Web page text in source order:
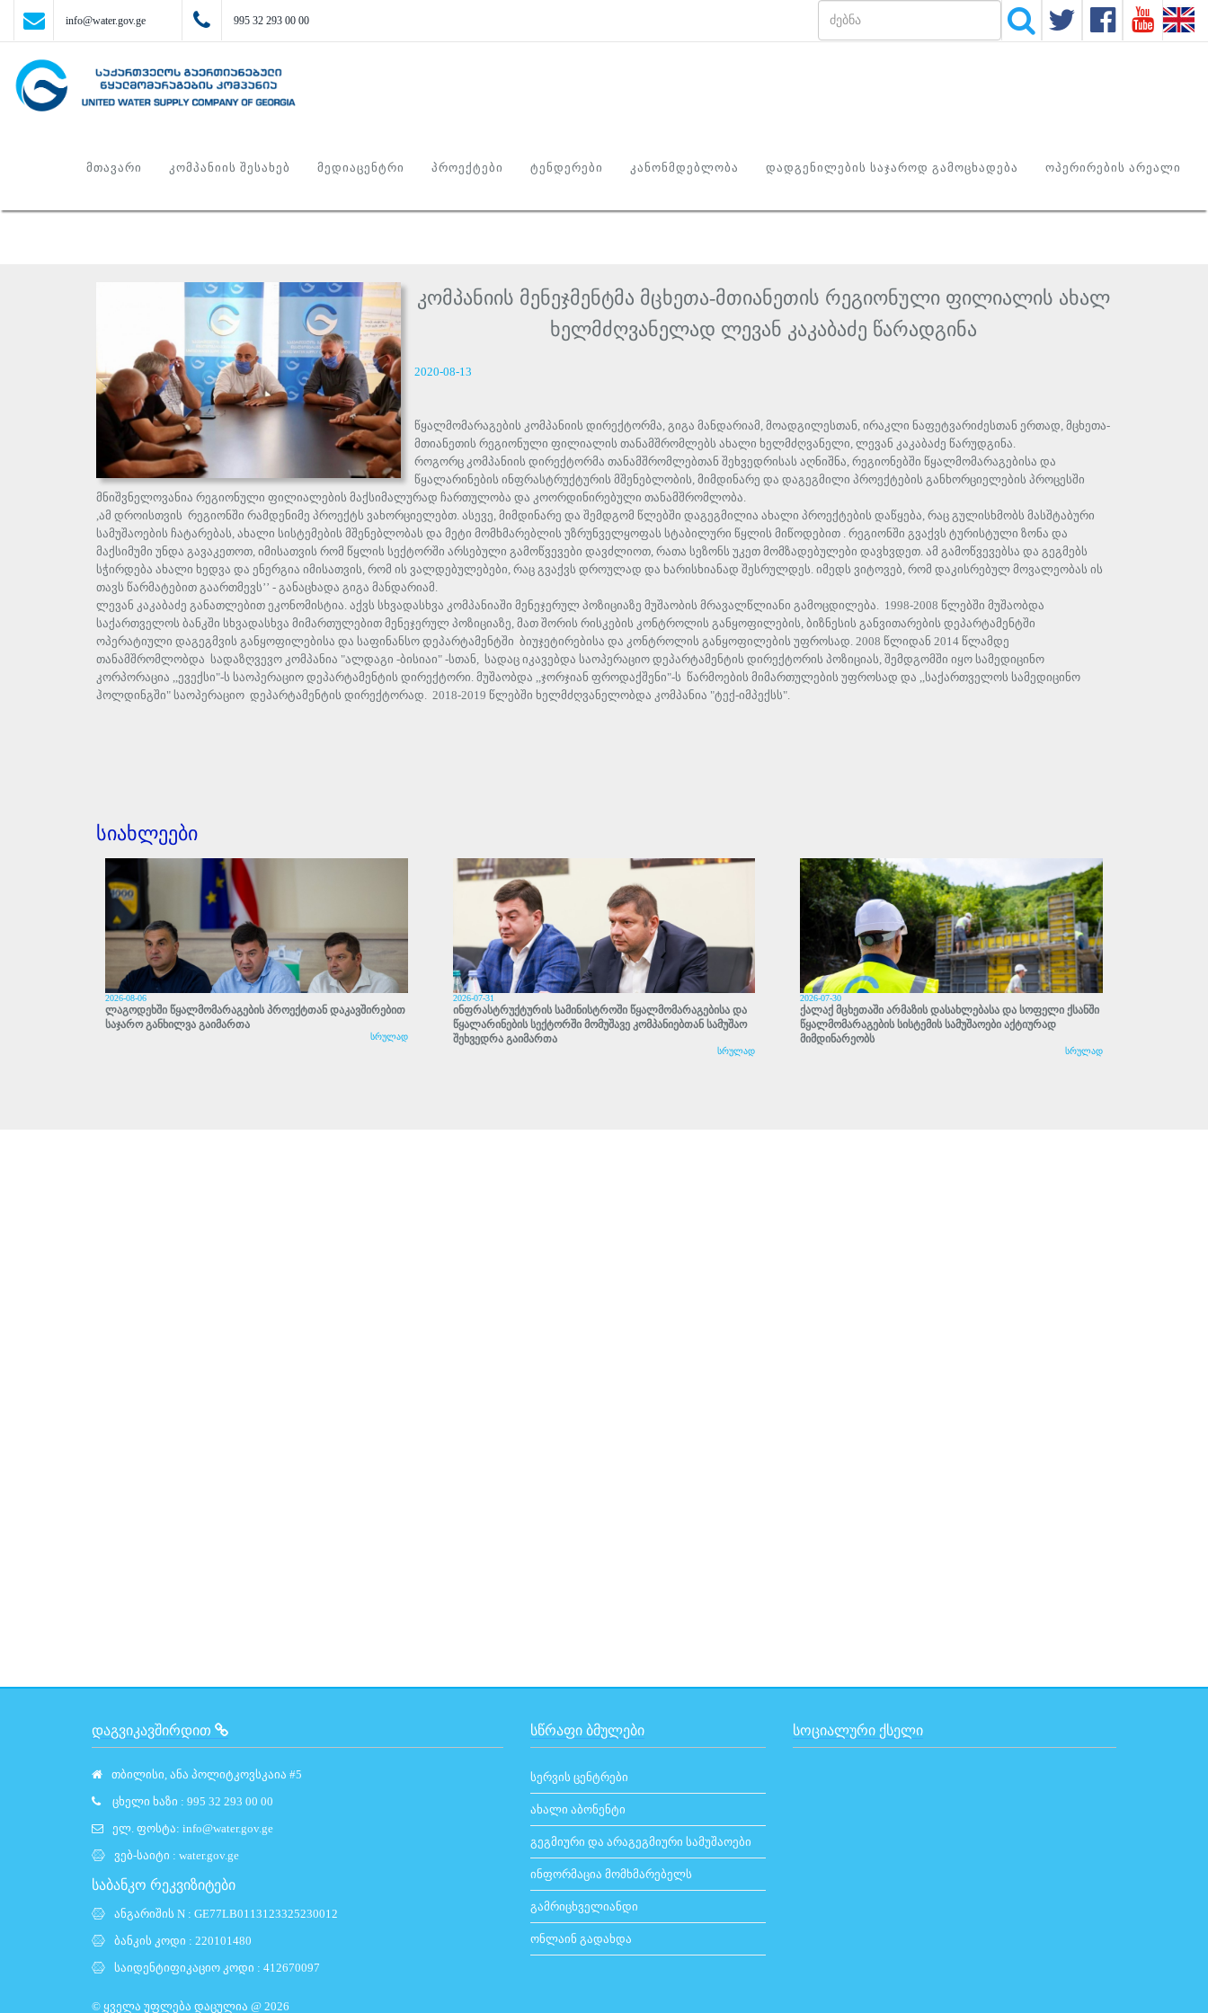
info@water.gov.ge 995 32 293 00 00
ᲛᲗᲐᲕᲐᲠᲘ ᲙᲝᲛᲞᲐᲜᲘᲘᲡ ᲨᲔᲡᲐᲮᲔᲑ ᲛᲔᲓᲘᲐᲪᲔᲜᲢᲠᲘ ᲞᲠᲝᲔᲥᲢᲔᲑᲘ ᲢᲔᲜᲓᲔᲠᲔᲑᲘ ᲙᲐᲜᲝᲜᲛᲓᲔᲑᲚᲝᲑᲐ ᲓᲐᲓᲒᲔᲜᲘᲚᲔᲑᲘᲡ ᲡᲐᲯᲐᲠᲝᲓ ᲒᲐᲛᲝᲪᲮᲐᲓᲔᲑᲐ ᲝᲞᲔᲠᲘᲠᲔᲑᲘᲡ ᲐᲠᲔᲐᲚᲘ
კომპანიის მენეჯმენტმა მცხეთა-მთიანეთის რეგიონული ფილიალის ახალ
ხელმძღვანელად ლევან კაკაბაძე წარადგინა
2020-08-13
წყალმომარაგების კომპანიის დირექტორმა, გიგა მანდარიამ, მოადგილესთან, ირაკლი ნაფეტვარიძესთან ერთად, მცხეთა-
მთიანეთის რეგიონული ფილიალის თანამშრომლებს ახალი ხელმძღვანელი, ლევან კაკაბაძე წარუდგინა.
როგორც კომპანიის დირექტორმა თანამშრომლებთან შეხვედრისას აღნიშნა, რეგიონებში წყალმომარაგებისა და
წყალარინების ინფრასტრუქტურის მშენებლობის, მიმდინარე და დაგეგმილი პროექტების განხორციელების პროცესში
მნიშვნელოვანია რეგიონული ფილიალების მაქსიმალურად ჩართულობა და კოორდინირებული თანამშრომლობა.
,ამ დროისთვის რეგიონში რამდენიმე პროექტს ვახორციელებთ. ასევე, მიმდინარე და შემდგომ წლებში დაგეგმილია ახალი პროექტების დაწყება, რაც გულისხმობს მასშტაბური
სამუშაოების ჩატარებას, ახალი სისტემების მშენებლობას და მეტი მომხმარებლის უზრუნველყოფას სტაბილური წყლის მიწოდებით . რეგიონში გვაქვს ტურისტული ზონა და
მაქსიმუმი უნდა გავაკეთოთ, იმისათვის რომ წყლის სექტორში არსებული გამოწვევები დავძლიოთ, რათა სეზონს უკეთ მომზადებულები დავხვდეთ. ამ გამოწვევებსა და გეგმებს
სჭირდება ახალი ხედვა და ენერგია იმისათვის, რომ ის ვალდებულებები, რაც გვაქვს დროულად და ხარისხიანად შესრულდეს. იმედს ვიტოვებ, რომ დაკისრებულ მოვალეობას ის
თავს წარმატებით გაართმევს’’ - განაცხადა გიგა მანდარიამ.
ლევან კაკაბაძე განათლებით ეკონომისტია. აქვს სხვადასხვა კომპანიაში მენეჯერულ პოზიციაზე მუშაობის მრავალწლიანი გამოცდილება. 1998-2008 წლებში მუშაობდა
საქართველოს ბანკში სხვადასხვა მიმართულებით მენეჯერულ პოზიციაზე, მათ შორის რისკების კონტროლის განყოფილების, ბიზნესის განვითარების დეპარტამენტში
ოპერატიული დაგეგმვის განყოფილებისა და საფინანსო დეპარტამენტში ბიუჯეტირებისა და კონტროლის განყოფილების უფროსად. 2008 წლიდან 2014 წლამდე
თანამშრომლობდა სადაზღვევო კომპანია "ალდაგი -ბისიაი" -სთან, სადაც იკავებდა საოპერაციო დეპარტამენტის დირექტორის პოზიციას, შემდგომში იყო სამედიცინო
კორპორაცია ,,ევექსი"-ს საოპერაციო დეპარტამენტის დირექტორი. მუშაობდა ,,ჯორჯიან ფროდაქშენი"-ს წარმოების მიმართულების უფროსად და ,,საქართველოს სამედიცინო
ჰოლდინგში" საოპერაციო დეპარტამენტის დირექტორად. 2018-2019 წლებში ხელმძღვანელობდა კომპანია "ტექ-იმპექსს".
სიახლეები
2026-08-06
ლაგოდეხში წყალმომარაგების პროექტთან დაკავშირებით
საჯარო განხილვა გაიმართა
სრულად
2026-07-31
ინფრასტრუქტურის სამინისტროში წყალმომარაგებისა და
წყალარინების სექტორში მომუშავე კომპანიებთან სამუშაო
შეხვედრა გაიმართა
სრულად
2026-07-30
ქალაქ მცხეთაში არმაზის დასახლებასა და სოფელი ქსანში
წყალმომარაგების სისტემის სამუშაოები აქტიურად
მიმდინარეობს
სრულად
ᲓᲐᲒᲕᲘᲙᲐᲕᲨᲘᲠᲓᲘᲗ
თბილისი, ანა პოლიტკოვსკაია #5
ცხელი ხაზი : 995 32 293 00 00
ელ. ფოსტა: info@water.gov.ge
ვებ-საიტი : water.gov.ge
საბანკო რეკვიზიტები
ანგარიშის N : GE77LB0113123325230012
ბანკის კოდი : 220101480
საიდენტიფიკაციო კოდი : 412670097
© ყველა უფლება დაცულია @ 2026
ᲡᲬᲠᲐᲤᲘ ᲑᲛᲣᲚᲔᲑᲘ
სერვის ცენტრები
ახალი აბონენტი
გეგმიური და არაგეგმიური სამუშაოები
ინფორმაცია მომხმარებელს
გამრიცხველიანდი
ონლაინ გადახდა
ᲡᲝᲪᲘᲐᲚᲣᲠᲘ ᲥᲡᲔᲚᲘ